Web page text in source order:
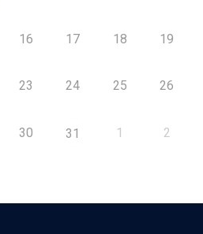
16 17 18 19
23 24 25 26
30 31 1 2